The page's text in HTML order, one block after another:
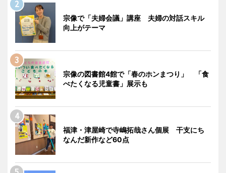
宗像で「夫婦会議」講座 夫婦の対話スキル
向上がテーマ
宗像の図書館4館で「春のホンまつり」 「食
べたくなる児童書」展示も
福津・津屋崎で寺嶋拓哉さん個展 干支にち
なんだ新作など60点